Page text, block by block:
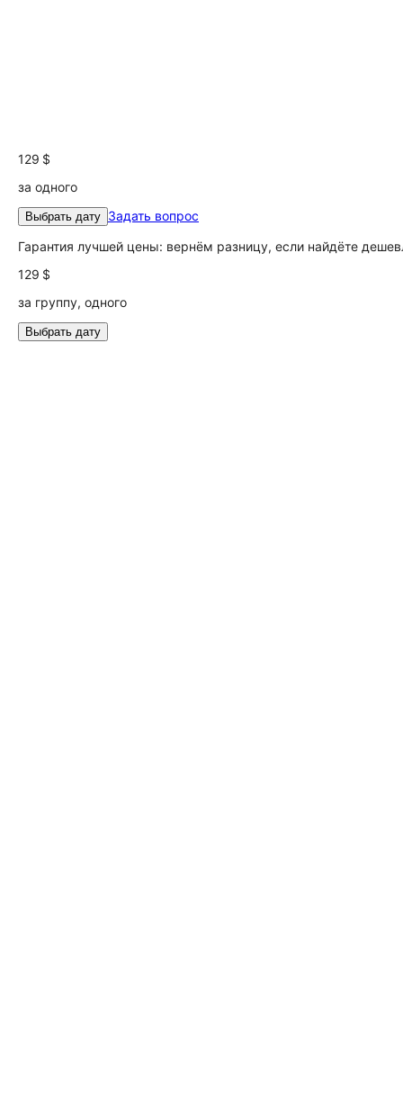
129 $
за одного
Выбрать дату Задать вопрос
Гарантия лучшей цены: вернём разницу, если найдёте
129 $
за группу, одного
Выбрать дату